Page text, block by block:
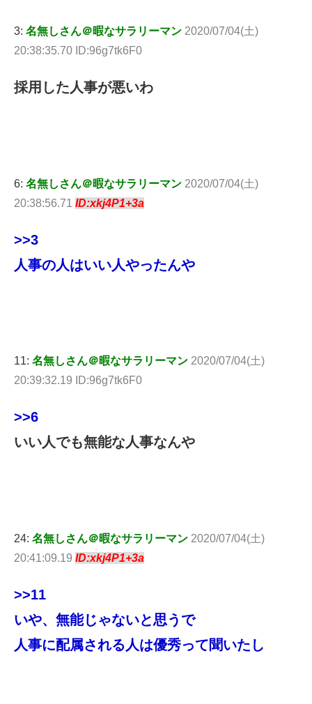
3: 名無しさん＠暇なサラリーマン 2020/07/04(土)
20:38:35.70 ID:96g7tk6F0
採用した人事が悪いわ
6: 名無しさん＠暇なサラリーマン 2020/07/04(土)
20:38:56.71 ID:xkj4P1+3a
>>3
人事の人はいい人やったんや
11: 名無しさん＠暇なサラリーマン 2020/07/04(土)
20:39:32.19 ID:96g7tk6F0
>>6
いい人でも無能な人事なんや
24: 名無しさん＠暇なサラリーマン 2020/07/04(土)
20:41:09.19 ID:xkj4P1+3a
>>11
いや、無能じゃないと思うで
人事に配属される人は優秀って聞いたし